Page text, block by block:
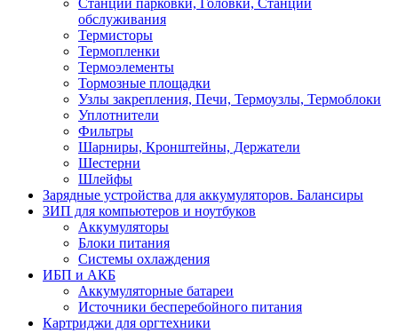
Станции парковки, Головки, Станции
обслуживания
Термисторы
Термопленки
Термоэлементы
Тормозные площадки
Узлы закрепления, Печи, Термоузлы, Термоблоки
Уплотнители
Фильтры
Шарниры, Кронштейны, Держатели
Шестерни
Шлейфы
Зарядные устройства для аккумуляторов. Балансиры
ЗИП для компьютеров и ноутбуков
Аккумуляторы
Блоки питания
Системы охлаждения
ИБП и АКБ
Аккумуляторные батареи
Источники бесперебойного питания
Картриджи для оргтехники